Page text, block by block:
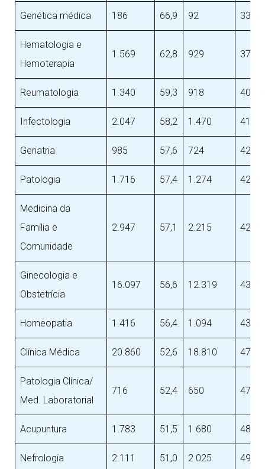
Genética médica 186 66,9 92 33,1
Hematologia e
Hemoterapia
1.569 62,8 929 37,2
Reumatologia 1.340 59,3 918 40,7
Infectologia 2.047 58,2 1.470 41,8
Geriatria 985 57,6 724 42,4
Patologia 1.716 57,4 1.274 42,6
Medicina da
Família e
Comunidade
2.947 57,1 2.215 42,9
Ginecologia e
Obstetrícia
16.097 56,6 12.319 43,4
Homeopatia 1.416 56,4 1.094 43,6
Clínica Médica 20.860 52,6 18.810 47,4
Patologia Clínica/
Med. Laboratorial
716 52,4 650 47,6
Acupuntura 1.783 51,5 1.680 48,5
Nefrologia 2.111 51,0 2.025 49,0